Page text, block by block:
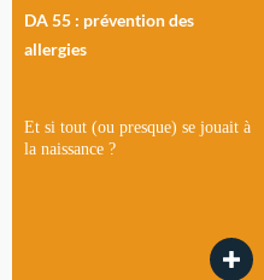
DA 55 : prévention des
allergies
Et si tout (ou presque) se jouait à
la naissance ?